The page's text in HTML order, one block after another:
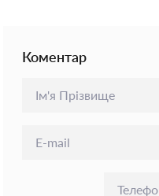
Коментар